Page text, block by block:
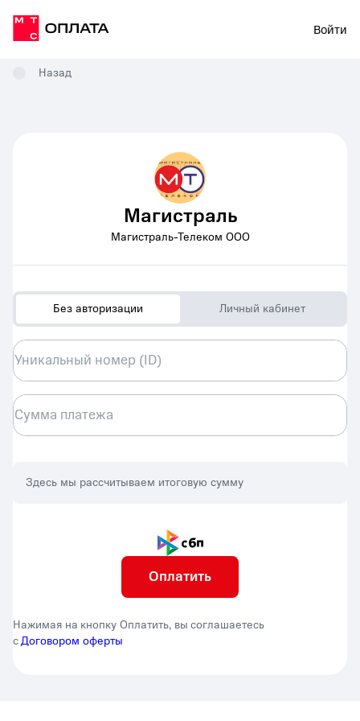
Войти
Назад
Магистраль
Магистраль-Телеком ООО
Без авторизации Личный кабинет
Уникальный номер (ID)
Сумма платежа
Здесь мы рассчитываем итоговую сумму
Нажимая на кнопку Оплатить, вы соглашаетесь
сДоговором оферты
Оплатить